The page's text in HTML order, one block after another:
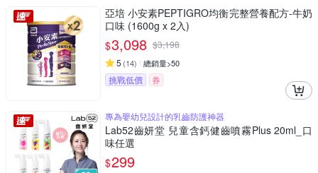
亞培 小安素PEPTIGRO均衡完整營養配方-牛奶
口味 (1600g x 2入)
$3,098 $3,198
5 (14) 總銷量>50
挑戰低價 券
專為嬰幼兒設計的乳齒防護神器
Lab52齒妍堂 兒童含鈣健齒噴霧Plus 20ml_口
味任選
$299